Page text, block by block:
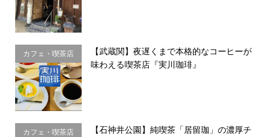
カフェ・喫茶店
【武蔵関】夜遅くまで本格的なコーヒーが
味わえる喫茶店『実川珈琲』
カフェ・喫茶店
【石神井公園】純喫茶「居留珈」の濃厚チ